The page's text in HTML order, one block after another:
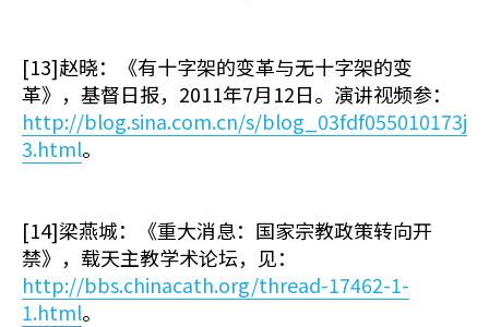
[13]赵晓：《有十字架的变革与无十字架的变
革》，基督日报，2011年7月12日。演讲视频参：
http://blog.sina.com.cn/s/blog_03fdf055010173j
3.html。
[14]梁燕城：《重大消息：国家宗教政策转向开
禁》，载天主教学术论坛，见：
http://bbs.chinacath.org/thread-17462-1-
1.html。